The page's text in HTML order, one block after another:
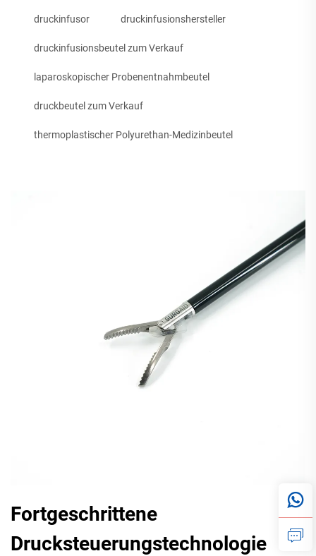
druckinfusor druckinfusionshersteller
druckinfusionsbeutel zum Verkauf
laparoskopischer Probenentnahmbeutel
druckbeutel zum Verkauf
thermoplastischer Polyurethan-Medizinbeutel
Fortgeschrittene
Drucksteuerungstechnologie